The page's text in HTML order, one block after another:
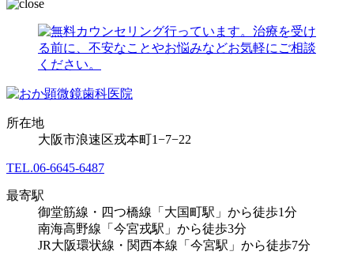
所在地
大阪市浪速区戎本町1−7−22
TEL.06-6645-6487
最寄駅
御堂筋線・四つ橋線「大国町駅」から徒歩1分
南海高野線「今宮戎駅」から徒歩3分
JR大阪環状線・関西本線「今宮駅」から徒歩7分